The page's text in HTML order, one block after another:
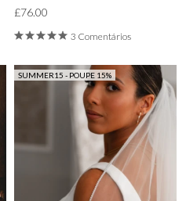
£76.00
3 Comentários
SUMMER15 - POUPE 15%